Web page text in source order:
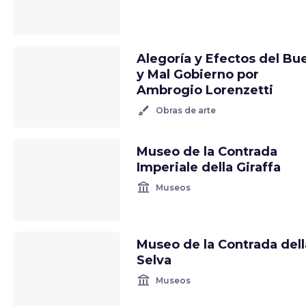
Alegoría y Efectos del
y Mal Gobierno por
Ambrogio Lorenzetti
brush Obras de arte
Museo de la Contrada
Imperiale della Giraffa
account_balance Museos
Museo de la Contrada
Selva
account_balance Museos